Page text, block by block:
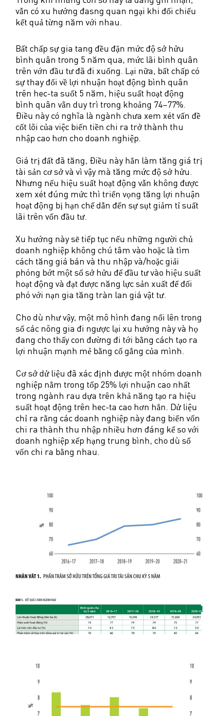
vẫn có xu hướng đasng quan ngại khi đối chiếu
kết quả từng năm với nhau.
Bất chấp sự gia tang đều đặn mức độ sở hửu
bình quân trong 5 năm qua, mức lãi bình quân
trên vớn đầu tư đã đi xuống. Lại nữa, bất chấp có
sự thay đổi về lợi nhuận hoạt động bình quân
trên hec-ta suốt 5 năm, hiệu suất hoạt động
bình quân vẵn duy trì trong khoảng 74–77%.
Điều này có nghĩa là ngành chưa xem xét vấn đề
cốt lõi của việc biến tiền chi ra trở thành thu
nhập cao hơn cho doanh nghiệp.
Giá trị đất đã tăng, Điều này hẳn làm tăng giá trị
tài sản cơ sở và vì vậy mà tăng mức độ sở hửu.
Nhưng nếu hiệu suất hoạt động vẫn không được
xem xét đúng mức thì triển vọng tăng lợi nhuận
hoạt động bị hạn chế dẫn đến sự sụt giảm tỉ suất
lãi trên vốn đầu tư.
Xu hướng này sẽ tiếp tục nếu những người chủ
doanh nghiệp không chú tâm vào hoặc là tìm
cách tăng giá bán và thu nhập và/hoặc giải
phóng bớt một số sở hửu để đầu tư vào hiệu suất
hoạt động và đạt được năng lực sản xuất để đối
phó với nạn gia tăng tràn lan giá vật tư.
Cho dù như vậy, một mô hình đang nổi lên trong
số các nông gia đi ngược lại xu hướng này và họ
đang cho thấy con đường đi tới bằng cách tạo ra
lợi nhuận mạnh mẻ bằng cố gắng của mình.
Cơ sở dử liệu đã xác định được một nhóm doanh
nghiệp nằm trong tốp 25% lợi nhuận cao nhất
trong ngành rau dựa trên khả năng tạo ra hiệu
suất hoạt động trên hec-ta cao hơn hẳn. Dử liệu
chỉ ra rằng các doanh nghiệp này đang biến vốn
chi ra thành thu nhập nhiều hơn đáng kể so với
doanh nghiệp xếp hạng trung bình, cho dù số
vốn chi ra bằng nhau.